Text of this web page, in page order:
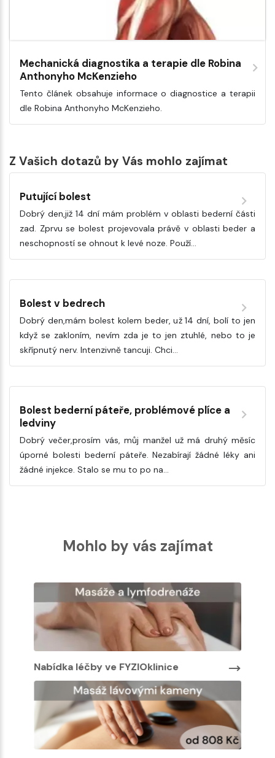
Mechanická diagnostika a terapie dle Robina
Anthonyho McKenzieho
Tento článek obsahuje informace o diagnostice a terapii
dle Robina Anthonyho McKenzieho.
Z Vašich dotazů by Vás mohlo zajímat
Putující bolest
Dobrý den,již 14 dní mám problém v oblasti bederní části
zad. Zprvu se bolest projevovala právě v oblasti beder a
neschopností se ohnout k levé noze. Použí…
Bolest v bedrech
Dobrý den,mám bolest kolem beder, už 14 dní, bolí to jen
když se zakloním, nevím zda je to jen ztuhlé, nebo to je
skřípnutý nerv. Intenzivně tancuji. Chci…
Bolest bederní páteře, problémové plíce a
ledviny
Dobrý večer,prosím vás, můj manžel už má druhý měsíc
úporné bolesti bederní páteře. Nezabírají žádné léky ani
žádné injekce. Stalo se mu to po na…
Mohlo by vás zajímat
Nabídka léčby ve FYZIOklinice